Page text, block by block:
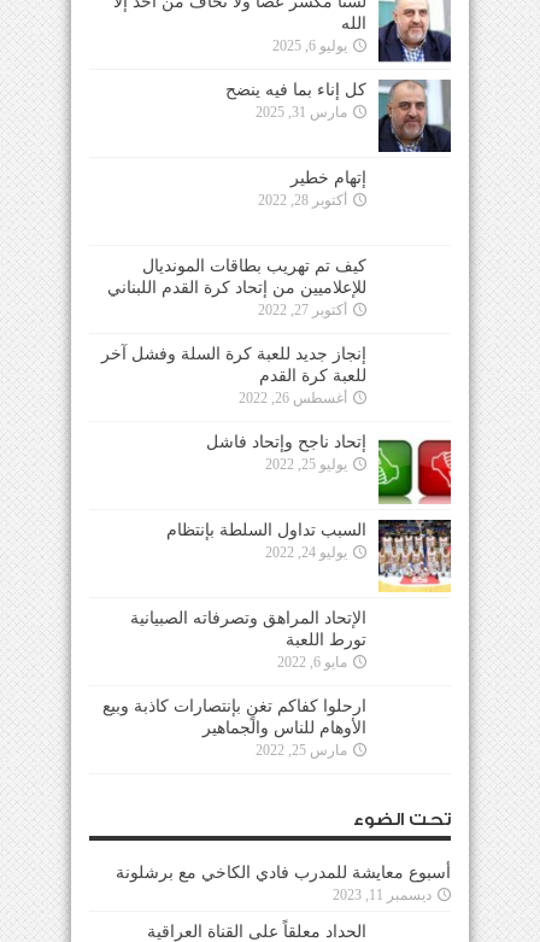
الله
يوليو 6, 2025
كل إناء بما فيه ينضح
مارس 31, 2025
إتهام خطير
أكتوبر 28, 2022
كيف تم تهريب بطاقات المونديال
للإعلاميين من إتحاد كرة القدم اللبناني
أكتوبر 27, 2022
إنجاز جديد للعبة كرة السلة وفشل آخر
للعبة كرة القدم
أغسطس 26, 2022
إتحاد ناجح وإتحاد فاشل
يوليو 25, 2022
السبب تداول السلطة بإنتظام
يوليو 24, 2022
الإتحاد المراهق وتصرفاته الصبيانية
تورط اللعبة
مايو 6, 2022
ارحلوا كفاكم تغنٍ بإنتصارات كاذبة وبيع
الأوهام للناس والجماهير
مارس 25, 2022
تحت الضوء
أسبوع معايشة للمدرب فادي الكاخي مع برشلونة
ديسمبر 11, 2023
الحداد معلقاً على القناة العراقية